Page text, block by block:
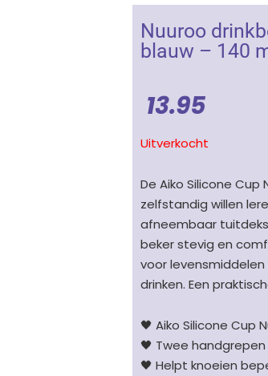
Nuuroo
blauw – 140
13.95
Uitverkocht
De Aiko Silicone
zelfstandig willen
afneembaar
beker stevig en
voor
drinken. Een
🖤 Aiko Silicone Cup
🖤 Twee
🖤 Helpt knoeien